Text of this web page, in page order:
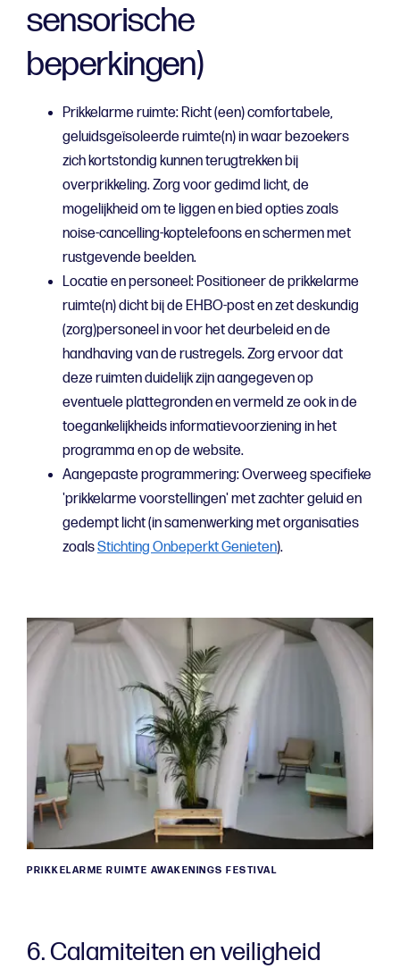
sensorische
beperkingen)
Prikkelarme ruimte: Richt (een) comfortabele,
geluidsgeïsoleerde ruimte(n) in waar bezoekers
zich kortstondig kunnen terugtrekken bij
overprikkeling. Zorg voor gedimd licht, de
mogelijkheid om te liggen en bied opties zoals
noise-cancelling-koptelefoons en schermen met
rustgevende beelden.
Locatie en personeel: Positioneer de prikkelarme
ruimte(n) dicht bij de EHBO-post en zet deskundig
(zorg)personeel in voor het deurbeleid en de
handhaving van de rustregels. Zorg ervoor dat
deze ruimten duidelijk zijn aangegeven op
eventuele plattegronden en vermeld ze ook in de
toegankelijkheids informatievoorziening in het
programma en op de website.
Aangepaste programmering: Overweeg specifieke
'prikkelarme voorstellingen' met zachter geluid en
gedempt licht (in samenwerking met organisaties
zoalsStichting Onbeperkt Genieten).
PRIKKELARME RUIMTE AWAKENINGS FESTIVAL
6. Calamiteiten en veiligheid